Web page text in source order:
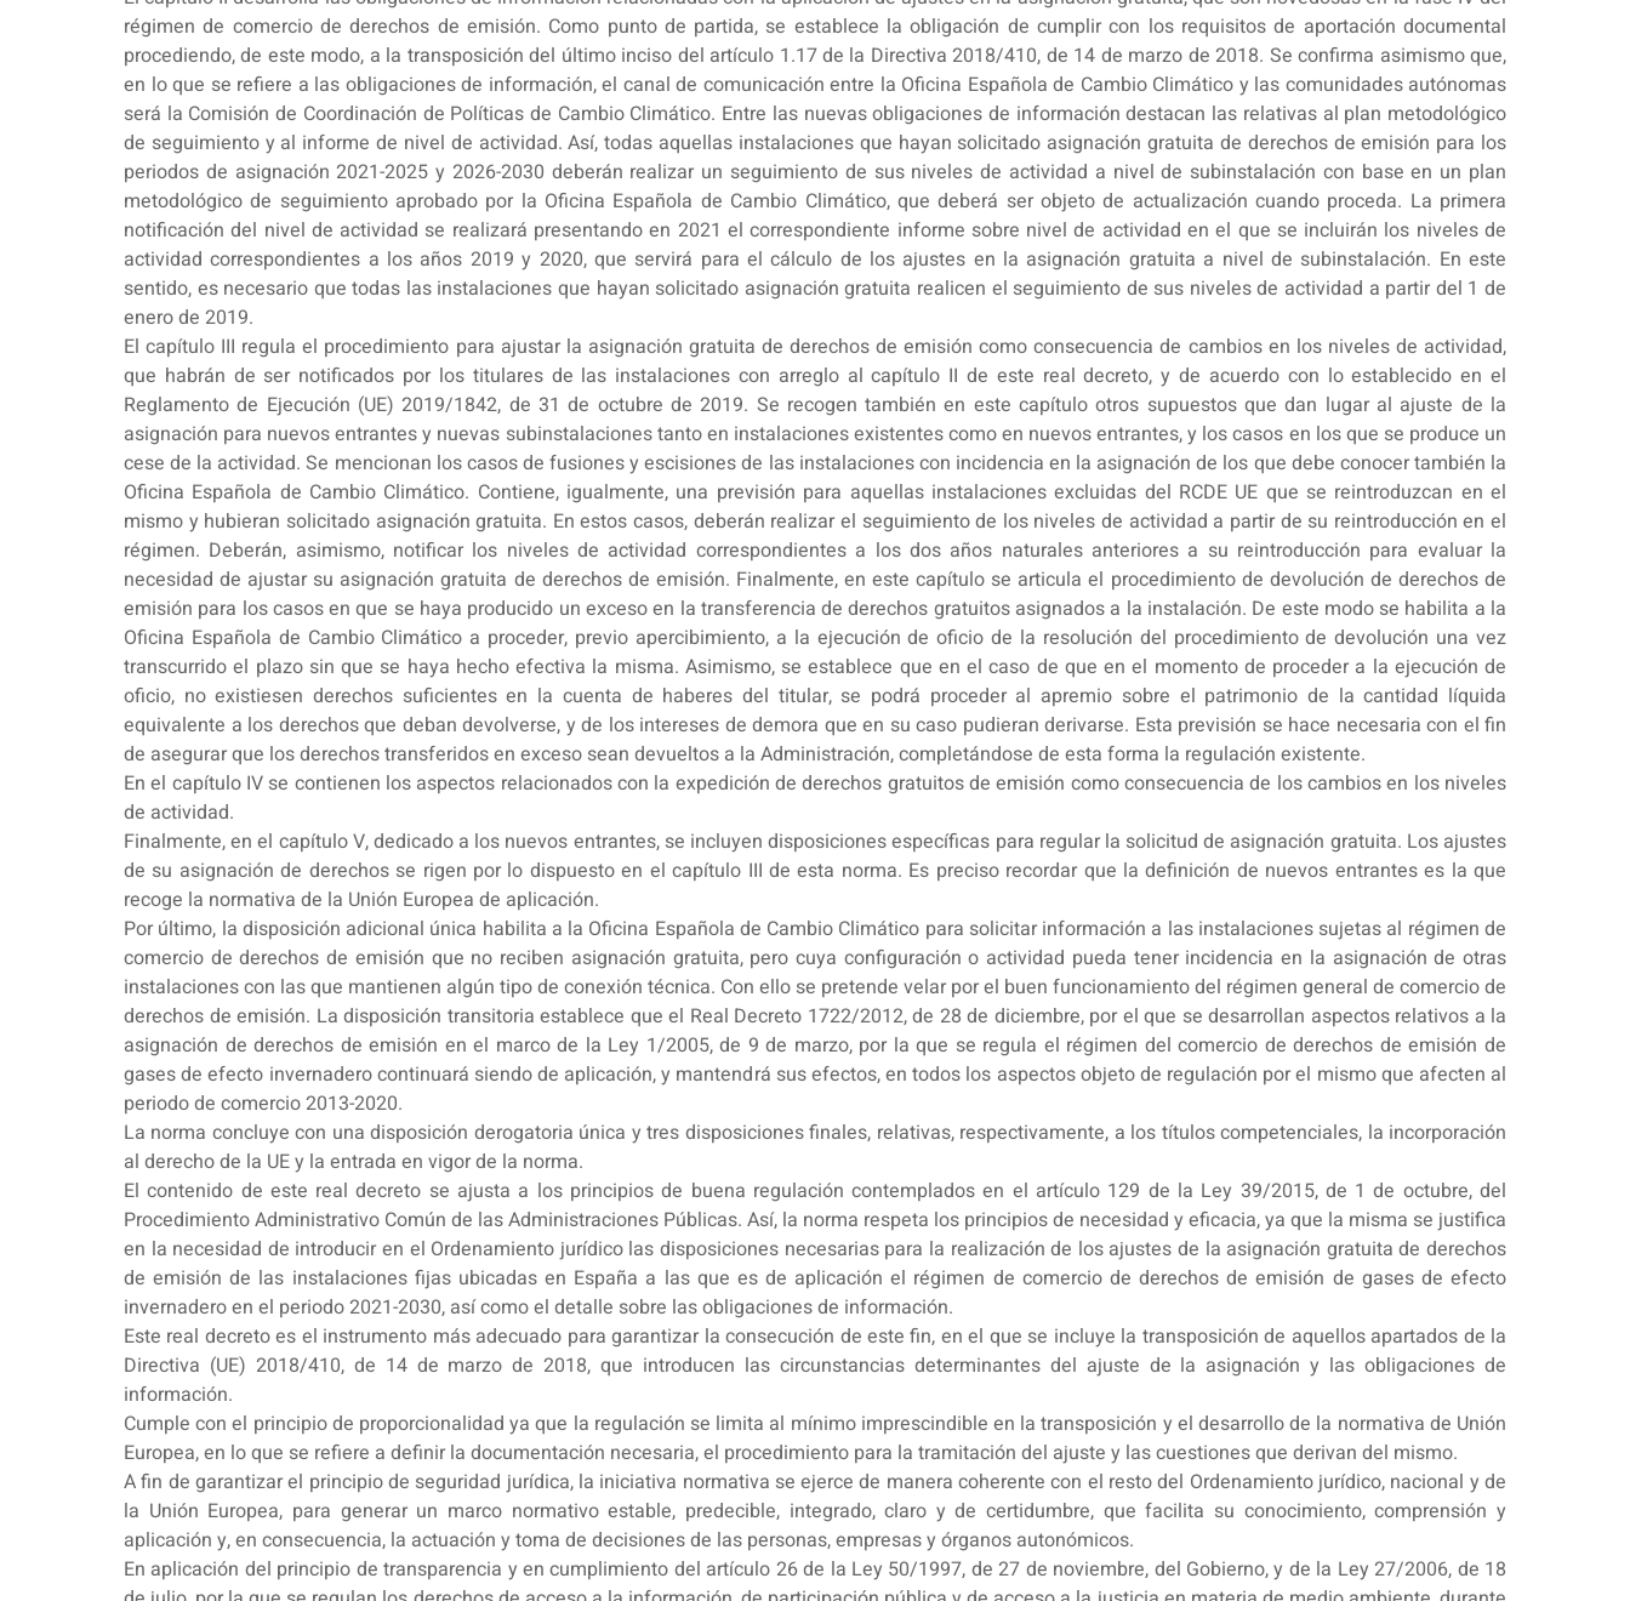
régimen de comercio de derechos de emisión. Como punto de partida, se establece la obligación de cumplir con los requisitos de aportación documental
procediendo, de este modo, a la transposición del último inciso del artículo 1.17 de la Directiva 2018/410, de 14 de marzo de 2018. Se confirma asimismo que,
en lo que se refiere a las obligaciones de información, el canal de comunicación entre la Oficina Española de Cambio Climático y las comunidades autónomas
será la Comisión de Coordinación de Políticas de Cambio Climático. Entre las nuevas obligaciones de información destacan las relativas al plan metodológico
de seguimiento y al informe de nivel de actividad. Así, todas aquellas instalaciones que hayan solicitado asignación gratuita de derechos de emisión para los
periodos de asignación 2021-2025 y 2026-2030 deberán realizar un seguimiento de sus niveles de actividad a nivel de subinstalación con base en un plan
metodológico de seguimiento aprobado por la Oficina Española de Cambio Climático, que deberá ser objeto de actualización cuando proceda. La primera
notificación del nivel de actividad se realizará presentando en 2021 el correspondiente informe sobre nivel de actividad en el que se incluirán los niveles de
actividad correspondientes a los años 2019 y 2020, que servirá para el cálculo de los ajustes en la asignación gratuita a nivel de subinstalación. En este
sentido, es necesario que todas las instalaciones que hayan solicitado asignación gratuita realicen el seguimiento de sus niveles de actividad a partir del 1 de
enero de 2019.
El capítulo III regula el procedimiento para ajustar la asignación gratuita de derechos de emisión como consecuencia de cambios en los niveles de actividad,
que habrán de ser notificados por los titulares de las instalaciones con arreglo al capítulo II de este real decreto, y de acuerdo con lo establecido en el
Reglamento de Ejecución (UE) 2019/1842, de 31 de octubre de 2019. Se recogen también en este capítulo otros supuestos que dan lugar al ajuste de la
asignación para nuevos entrantes y nuevas subinstalaciones tanto en instalaciones existentes como en nuevos entrantes, y los casos en los que se produce un
cese de la actividad. Se mencionan los casos de fusiones y escisiones de las instalaciones con incidencia en la asignación de los que debe conocer también la
Oficina Española de Cambio Climático. Contiene, igualmente, una previsión para aquellas instalaciones excluidas del RCDE UE que se reintroduzcan en el
mismo y hubieran solicitado asignación gratuita. En estos casos, deberán realizar el seguimiento de los niveles de actividad a partir de su reintroducción en el
régimen. Deberán, asimismo, notificar los niveles de actividad correspondientes a los dos años naturales anteriores a su reintroducción para evaluar la
necesidad de ajustar su asignación gratuita de derechos de emisión. Finalmente, en este capítulo se articula el procedimiento de devolución de derechos de
emisión para los casos en que se haya producido un exceso en la transferencia de derechos gratuitos asignados a la instalación. De este modo se habilita a la
Oficina Española de Cambio Climático a proceder, previo apercibimiento, a la ejecución de oficio de la resolución del procedimiento de devolución una vez
transcurrido el plazo sin que se haya hecho efectiva la misma. Asimismo, se establece que en el caso de que en el momento de proceder a la ejecución de
oficio, no existiesen derechos suficientes en la cuenta de haberes del titular, se podrá proceder al apremio sobre el patrimonio de la cantidad líquida
equivalente a los derechos que deban devolverse, y de los intereses de demora que en su caso pudieran derivarse. Esta previsión se hace necesaria con el fin
de asegurar que los derechos transferidos en exceso sean devueltos a la Administración, completándose de esta forma la regulación existente.
En el capítulo IV se contienen los aspectos relacionados con la expedición de derechos gratuitos de emisión como consecuencia de los cambios en los niveles
de actividad.
Finalmente, en el capítulo V, dedicado a los nuevos entrantes, se incluyen disposiciones específicas para regular la solicitud de asignación gratuita. Los ajustes
de su asignación de derechos se rigen por lo dispuesto en el capítulo III de esta norma. Es preciso recordar que la definición de nuevos entrantes es la que
recoge la normativa de la Unión Europea de aplicación.
Por último, la disposición adicional única habilita a la Oficina Española de Cambio Climático para solicitar información a las instalaciones sujetas al régimen de
comercio de derechos de emisión que no reciben asignación gratuita, pero cuya configuración o actividad pueda tener incidencia en la asignación de otras
instalaciones con las que mantienen algún tipo de conexión técnica. Con ello se pretende velar por el buen funcionamiento del régimen general de comercio de
derechos de emisión. La disposición transitoria establece que el Real Decreto 1722/2012, de 28 de diciembre, por el que se desarrollan aspectos relativos a la
asignación de derechos de emisión en el marco de la Ley 1/2005, de 9 de marzo, por la que se regula el régimen del comercio de derechos de emisión de
gases de efecto invernadero continuará siendo de aplicación, y mantendrá sus efectos, en todos los aspectos objeto de regulación por el mismo que afecten al
periodo de comercio 2013-2020.
La norma concluye con una disposición derogatoria única y tres disposiciones finales, relativas, respectivamente, a los títulos competenciales, la incorporación
al derecho de la UE y la entrada en vigor de la norma.
El contenido de este real decreto se ajusta a los principios de buena regulación contemplados en el artículo 129 de la Ley 39/2015, de 1 de octubre, del
Procedimiento Administrativo Común de las Administraciones Públicas. Así, la norma respeta los principios de necesidad y eficacia, ya que la misma se justifica
en la necesidad de introducir en el Ordenamiento jurídico las disposiciones necesarias para la realización de los ajustes de la asignación gratuita de derechos
de emisión de las instalaciones fijas ubicadas en España a las que es de aplicación el régimen de comercio de derechos de emisión de gases de efecto
invernadero en el periodo 2021-2030, así como el detalle sobre las obligaciones de información.
Este real decreto es el instrumento más adecuado para garantizar la consecución de este fin, en el que se incluye la transposición de aquellos apartados de la
Directiva (UE) 2018/410, de 14 de marzo de 2018, que introducen las circunstancias determinantes del ajuste de la asignación y las obligaciones de
información.
Cumple con el principio de proporcionalidad ya que la regulación se limita al mínimo imprescindible en la transposición y el desarrollo de la normativa de Unión
Europea, en lo que se refiere a definir la documentación necesaria, el procedimiento para la tramitación del ajuste y las cuestiones que derivan del mismo.
A fin de garantizar el principio de seguridad jurídica, la iniciativa normativa se ejerce de manera coherente con el resto del Ordenamiento jurídico, nacional y de
la Unión Europea, para generar un marco normativo estable, predecible, integrado, claro y de certidumbre, que facilita su conocimiento, comprensión y
aplicación y, en consecuencia, la actuación y toma de decisiones de las personas, empresas y órganos autonómicos.
En aplicación del principio de transparencia y en cumplimiento del artículo 26 de la Ley 50/1997, de 27 de noviembre, del Gobierno, y de la Ley 27/2006, de 18